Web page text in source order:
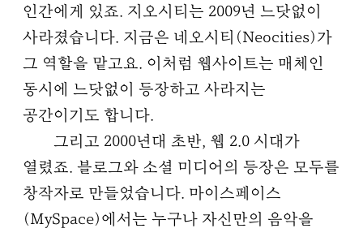
인간에게 있죠. 지오시티는 2009년 느닷없이
사라졌습니다. 지금은 네오시티(Neocities)가
그 역할을 맡고요. 이처럼 웹사이트는 매체인
동시에 느닷없이 등장하고 사라지는
공간이기도 합니다.
그리고 2000년대 초반, 웹 2.0 시대가
열렸죠. 블로그와 소셜 미디어의 등장은 모두를
창작자로 만들었습니다. 마이스페이스
(MySpace)에서는 누구나 자신만의 음악을